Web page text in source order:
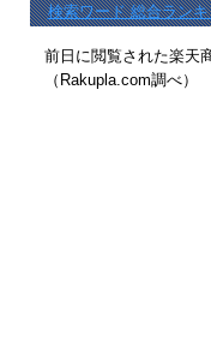
検索ワード 総合ラン
前日に閲覧された楽天
（Rakupla.com調べ）